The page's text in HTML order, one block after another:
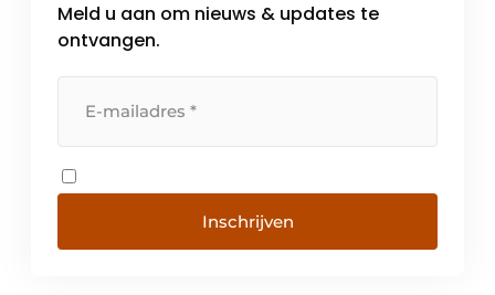
Meld u aan om nieuws & updates te
ontvangen.
Inschrijven